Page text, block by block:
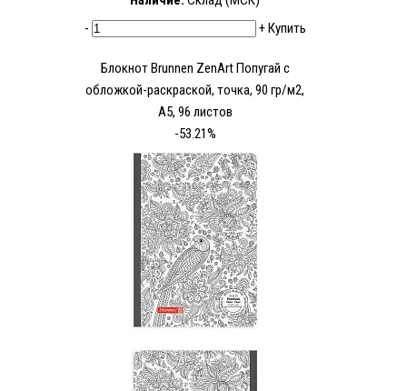
-
+Купить
Блокнот Brunnen ZenArt Попугай с
обложкой-раскраской, точка, 90 гр/м2,
А5, 96 листов
-53.21%